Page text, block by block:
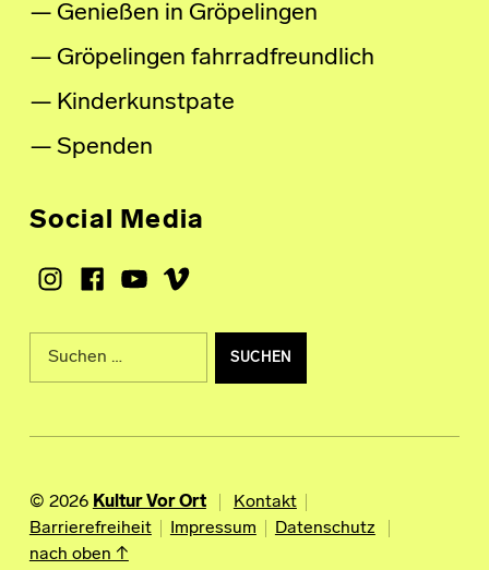
Genießen in Gröpelingen
Gröpelingen fahrradfreundlich
Kinderkunstpate
Spenden
Social Media
Instagram
Facebook
Youtube
Vimeo
Suche nach:
© 2026 Kultur Vor Ort
Kontakt
Barrierefreiheit
Impressum
Datenschutz
nach oben ↑